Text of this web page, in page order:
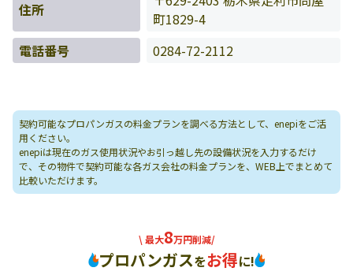
住所
町1829-4
電話番号
0284-72-2112
契約可能なプロパンガスの料金プランを調べる方法として、enepiをご活
用ください。
enepiは現在のガス使用状況やお引っ越し先の設備状況を入力するだけ
で、その物件で契約可能な各ガス会社の料金プランを、WEB上でまとめて
比較いただけます。
\ 最大8万円削減/
プロパンガスをお得に!